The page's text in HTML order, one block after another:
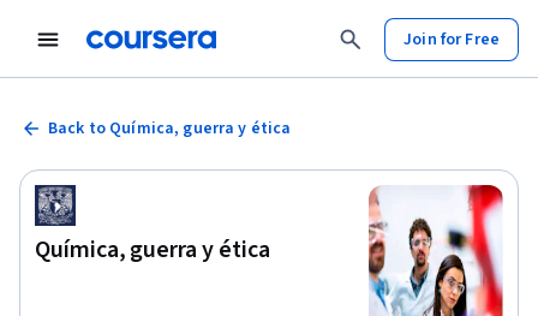
Join for Free
Back to Química, guerra y ética
Química, guerra y ética